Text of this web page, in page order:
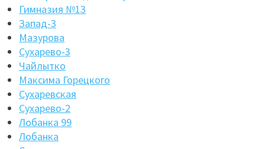
Гимназия №13
Запад-3
Мазурова
Сухарево-3
Чайлытко
Максима Горецкого
Сухаревская
Сухарево-2
Лобанка 99
Лобанка